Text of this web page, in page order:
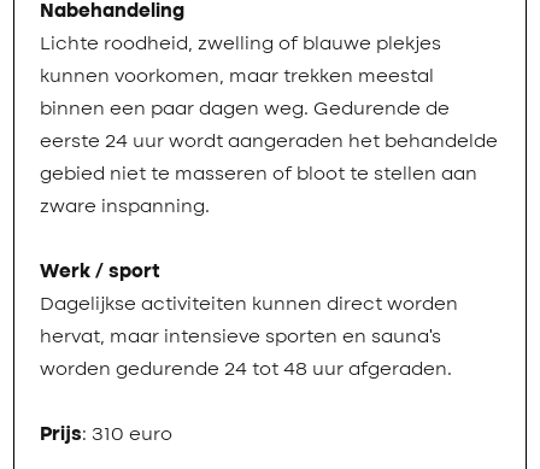
Nabehandeling
Lichte roodheid, zwelling of blauwe plekjes
kunnen voorkomen, maar trekken meestal
binnen een paar dagen weg. Gedurende de
eerste 24 uur wordt aangeraden het behandelde
gebied niet te masseren of bloot te stellen aan
zware inspanning.
Werk / sport
Dagelijkse activiteiten kunnen direct worden
hervat, maar intensieve sporten en sauna’s
worden gedurende 24 tot 48 uur afgeraden.
Prijs: 310 euro